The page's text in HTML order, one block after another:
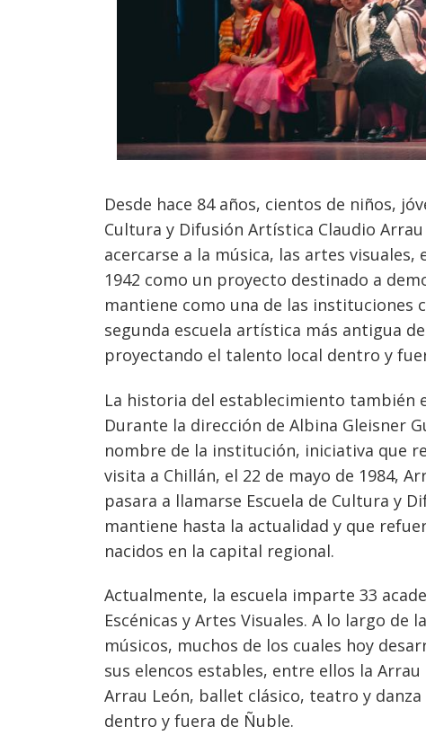
Desde hace 84 años, cientos de niños,
Cultura y Difusión Artística Claudio
acercarse a la música, las artes
1942 como un proyecto destinado a
mantiene como una de las instituciones
segunda escuela artística más antigua
proyectando el talento local dentro y
La historia del establecimiento también
Durante la dirección de Albina Gleisner
nombre de la institución, iniciativa que
visita a Chillán, el 22 de mayo de 1984,
pasara a llamarse Escuela de Cultura y
mantiene hasta la actualidad y que
nacidos en la capital regional.
Actualmente, la escuela imparte 33
Escénicas y Artes Visuales. A lo largo
músicos, muchos de los cuales hoy
sus elencos estables, entre ellos la
Arrau León, ballet clásico, teatro y
dentro y fuera de Ñuble.
Navegación